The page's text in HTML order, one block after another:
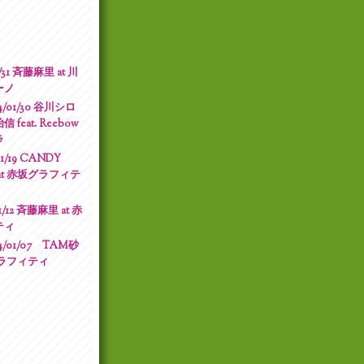
斉藤麻里 at 川
ノ
01/30 谷川シロ
信 feat. Reebow
19 CANDY
赤坂グラフィテ
斉藤麻里 at 赤
ィ
01/07 TAM砂
フィティ